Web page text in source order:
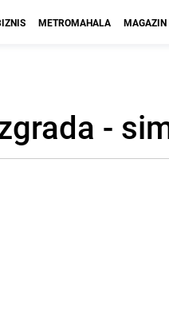
METROMAHALA MAGAZIN
-